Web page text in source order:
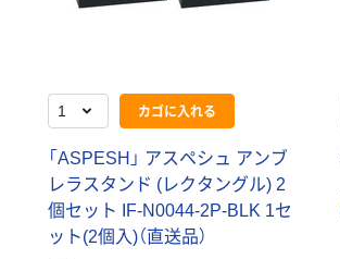
カゴに入れる
「ASPESH」 アスペシュ アンブ
レラスタンド (レクタングル) 2
個セット IF-N0044-2P-BLK 1セ
ット(2個入)（直送品）
中判 再生紙
企画 オリジナル